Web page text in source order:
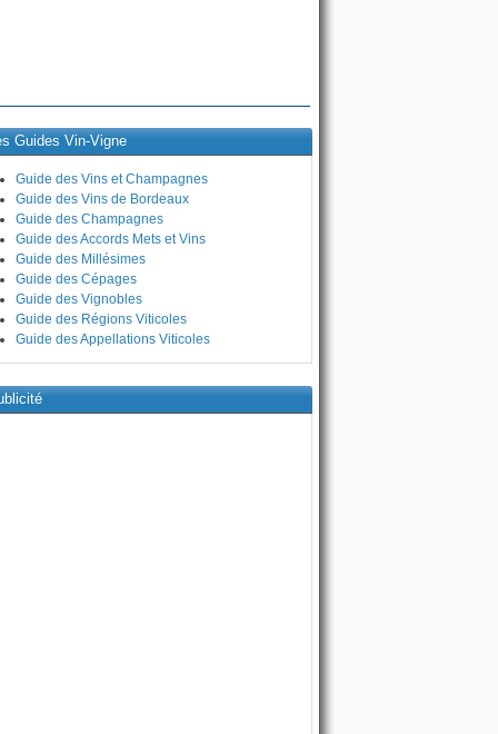
Guides Vin-Vigne
Guide des Vins et Champagnes
Guide des Vins de Bordeaux
Guide des Champagnes
Guide des Accords Mets et Vins
Guide des Millésimes
Guide des Cépages
Guide des Vignobles
Guide des Régions Viticoles
Guide des Appellations Viticoles